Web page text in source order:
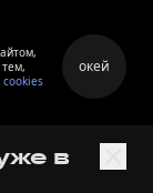
в
cookies
окей